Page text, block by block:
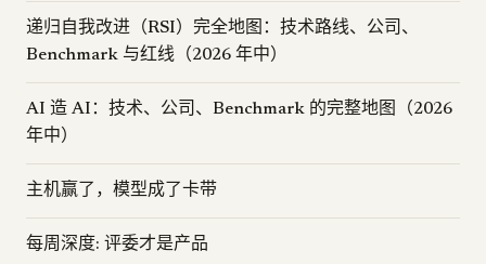
递归自我改进（RSI）完全地图：技术路线、公司、
Benchmark 与红线（2026 年中）
AI 造 AI：技术、公司、Benchmark 的完整地图（2026
年中）
主机赢了，模型成了卡带
每周深度: 评委才是产品